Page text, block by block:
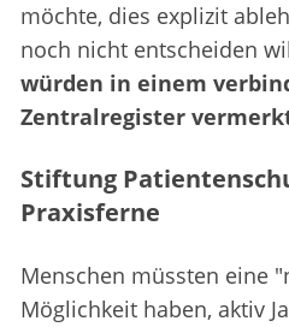
möchte, dies explizit
noch nicht entscheiden
würden in einem
Zentralregister
Stiftung
Praxisferne
Menschen müssten eine
Möglichkeit haben, aktiv